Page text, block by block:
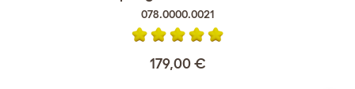
078.0000.0021
179,00 €